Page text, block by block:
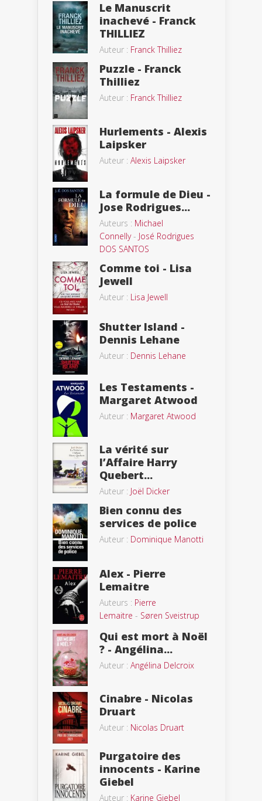
Le Manuscrit
inachevé - Franck
THILLIEZ
Auteur : Franck Thilliez
Puzzle - Franck
Thilliez
Auteur : Franck Thilliez
Hurlements - Alexis
Laipsker
Auteur : Alexis Laipsker
La formule de Dieu -
Jose Rodrigues...
Auteurs : Michael
Connelly- José Rodrigues
DOS SANTOS
Comme toi - Lisa
Jewell
Auteur : Lisa Jewell
Shutter Island -
Dennis Lehane
Auteur : Dennis Lehane
Les Testaments -
Margaret Atwood
Auteur : Margaret Atwood
La vérité sur
l’Affaire Harry
Quebert...
Auteur : Joël Dicker
Bien connu des
services de police
Auteur : Dominique Manotti
Alex - Pierre
Lemaitre
Auteurs : Pierre
Lemaitre - Søren Sveistrup
Qui est mort à Noël
? - Angélina...
Auteur : Angélina Delcroix
Cinabre - Nicolas
Druart
Auteur : Nicolas Druart
Purgatoire des
innocents - Karine
Giebel
Auteur : Karine Giebel